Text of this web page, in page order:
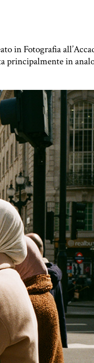
in Fotografia
principalmente in